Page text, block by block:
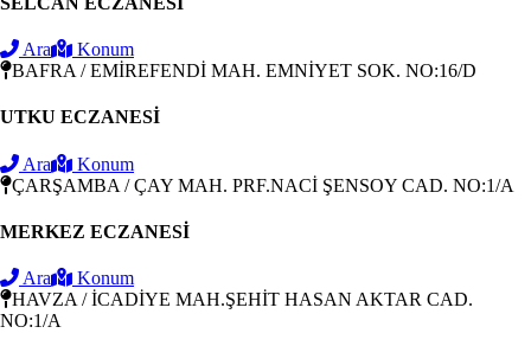
Ara
Konum
BAFRA / EMİREFENDİ MAH. EMNİYET SOK. NO:16/D
UTKU ECZANESİ
Ara
Konum
ÇARŞAMBA / ÇAY MAH. PRF.NACİ ŞENSOY CAD. NO:1/A
MERKEZ ECZANESİ
Ara
Konum
HAVZA / İCADİYE MAH.ŞEHİT HASAN AKTAR CAD.
NO:1/A